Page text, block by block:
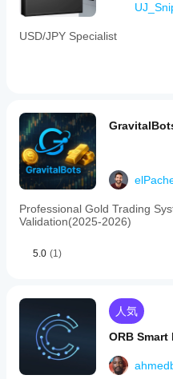
USD/JPY Specialist
Professional Gold Trading
Validation(2025-2026)
5.0 (1)
人気
ORB